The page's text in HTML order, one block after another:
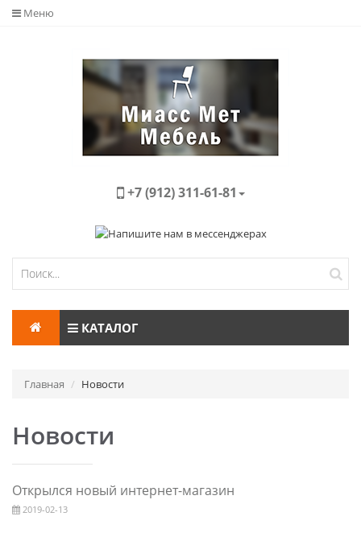
Меню
+7 (912) 311-61-81
КАТАЛОГ
Главная Новости
Новости
Открылся новый интернет-магазин
2019-02-13